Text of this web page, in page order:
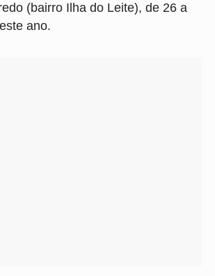
(bairro Ilha do Leite), de 26 a
ano.